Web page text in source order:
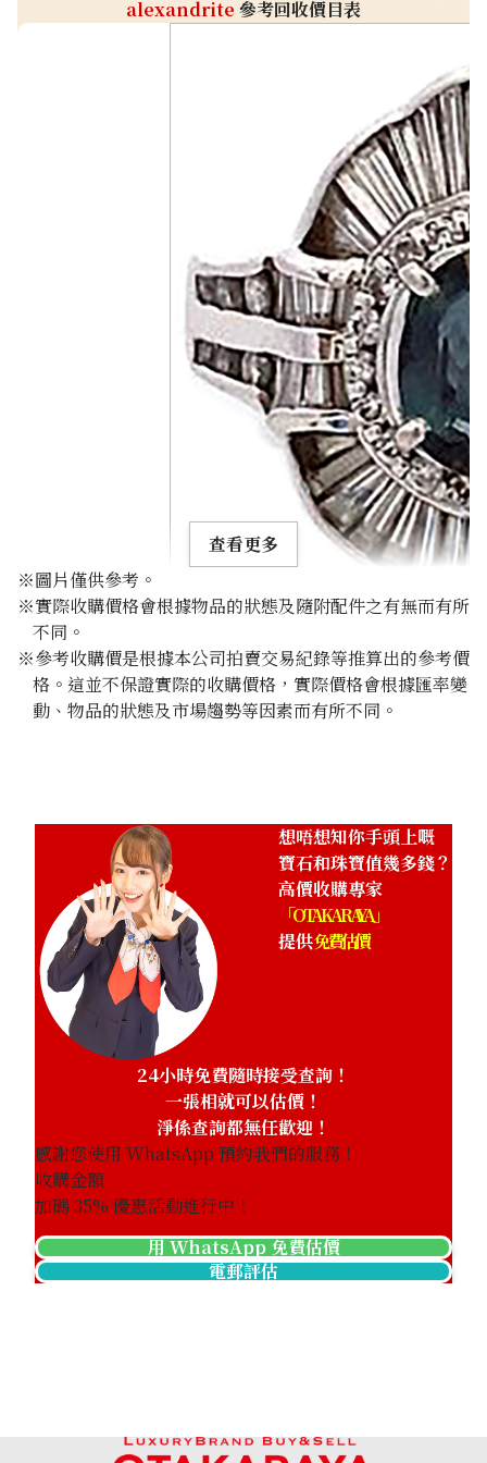
alexandrite 參考回收價目表
Alexandrite ring 1.113ct
參考回收價
Alexandrite necklace 1.53 ct
查看更多
※圖片僅供參考。
※實際收購價格會根據物品的狀態及隨附配件之有無而有所
不同。
※參考收購價是根據本公司拍賣交易紀錄等推算出的參考價
格。這並不保證實際的收購價格，實際價格會根據匯率變
動、物品的狀態及市場趨勢等因素而有所不同。
想唔想知你手頭上嘅
寶石和珠寶值幾多錢？
高價收購專家
「OTAKARAYA」
提供免費估價
24小時免費隨時接受查詢！
一張相就可以估價！
淨係查詢都無任歡迎！
感謝您使用 WhatsApp 預約我們的服務！
收購金額
加碼35% 優惠活動進行中！
用 WhatsApp 免費估價
電郵評估